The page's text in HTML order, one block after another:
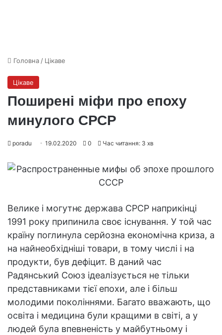
Головна / Цікаве
Цікаве
Поширені міфи про епоху
минулого СРСР
poradu 19.02.2020 0 Час читання: 3 хв
Велике і могутнє держава СРСР наприкінці
1991 року припинила своє існування. У той час
країну поглинула серйозна економічна криза, а
на найнеобхідніші товари, в тому числі і на
продукти, був дефіцит. В даний час
Радянський Союз ідеалізується не тільки
представниками тієї епохи, але і більш
молодими поколіннями. Багато вважають, що
освіта і медицина були кращими в світі, а у
людей була впевненість у майбутньому і